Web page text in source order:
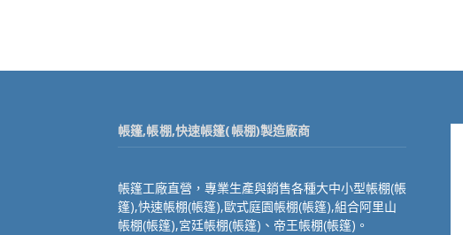
帳篷,帳棚,快速帳篷(帳棚)製造廠商
帳篷工廠直營，專業生產與銷售各種大中小型帳棚(帳
篷),快速帳棚(帳篷),歐式庭園帳棚(帳篷),組合阿里山
帳棚(帳篷),宮廷帳棚(帳篷)、帝王帳棚(帳篷)。